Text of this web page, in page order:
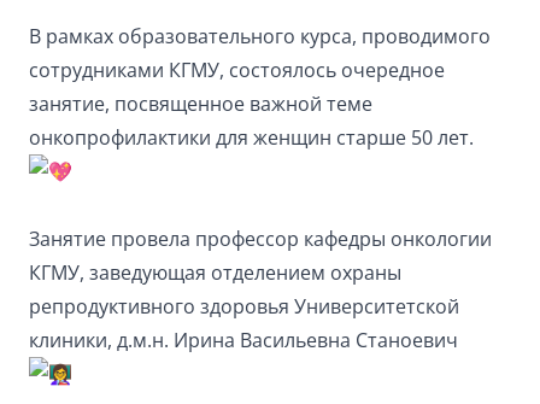
В рамках образовательного курса, проводимого
сотрудниками КГМУ, состоялось очередное
занятие, посвященное важной теме
онкопрофилактики для женщин старше 50 лет.
Занятие провела профессор кафедры онкологии
КГМУ, заведующая отделением охраны
репродуктивного здоровья Университетской
клиники, д.м.н. Ирина Васильевна Станоевич